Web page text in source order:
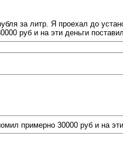
за литр. Я проехал до
руб и на эти деньги
примерно 30000 руб и на